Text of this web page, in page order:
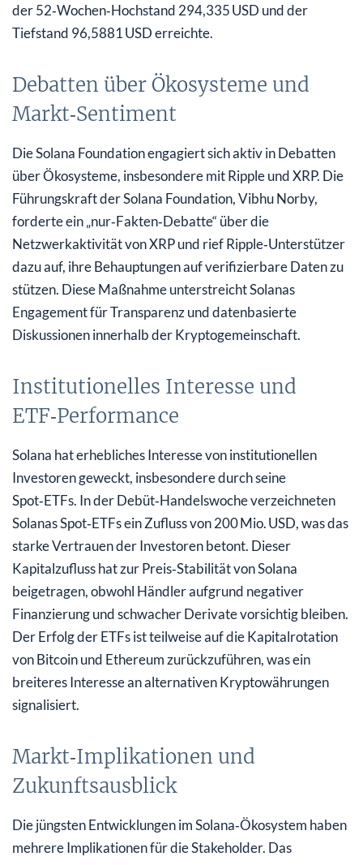
der 52‑Wochen‑Hochstand 294,335 USD und der
Tiefstand 96,5881 USD erreichte.
Debatten über Ökosysteme und
Markt‑Sentiment
Die Solana Foundation engagiert sich aktiv in Debatten
über Ökosysteme, insbesondere mit Ripple und XRP. Die
Führungskraft der Solana Foundation, Vibhu Norby,
forderte ein „nur‑Fakten‑Debatte“ über die
Netzwerkaktivität von XRP und rief Ripple‑Unterstützer
dazu auf, ihre Behauptungen auf verifizierbare Daten zu
stützen. Diese Maßnahme unterstreicht Solanas
Engagement für Transparenz und datenbasierte
Diskussionen innerhalb der Kryptogemeinschaft.
Institutionelles Interesse und
ETF‑Performance
Solana hat erhebliches Interesse von institutionellen
Investoren geweckt, insbesondere durch seine
Spot‑ETFs. In der Debüt‑Handelswoche verzeichneten
Solanas Spot‑ETFs ein Zufluss von 200 Mio. USD, was das
starke Vertrauen der Investoren betont. Dieser
Kapitalzufluss hat zur Preis‑Stabilität von Solana
beigetragen, obwohl Händler aufgrund negativer
Finanzierung und schwacher Derivate vorsichtig bleiben.
Der Erfolg der ETFs ist teilweise auf die Kapitalrotation
von Bitcoin und Ethereum zurückzuführen, was ein
breiteres Interesse an alternativen Kryptowährungen
signalisiert.
Markt‑Implikationen und
Zukunftsausblick
Die jüngsten Entwicklungen im Solana‑Ökosystem haben
mehrere Implikationen für die Stakeholder. Das